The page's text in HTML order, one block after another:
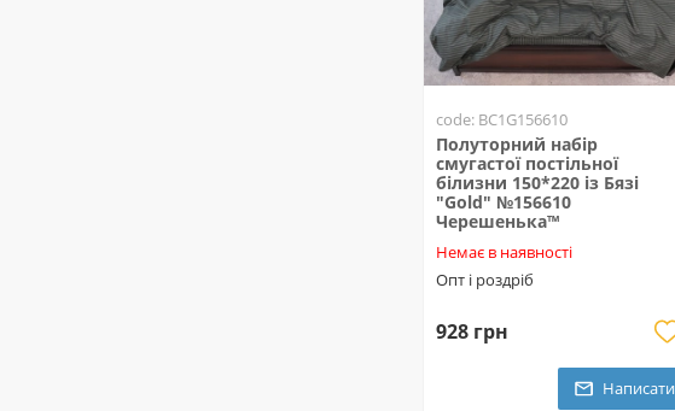
code: BC1G156610
Полуторний набір
смугастої постільної
білизни 150*220 із Бязі
"Gold" №156610
Черешенька™
Немає в наявності
Опт і роздріб
928 грн
Написати